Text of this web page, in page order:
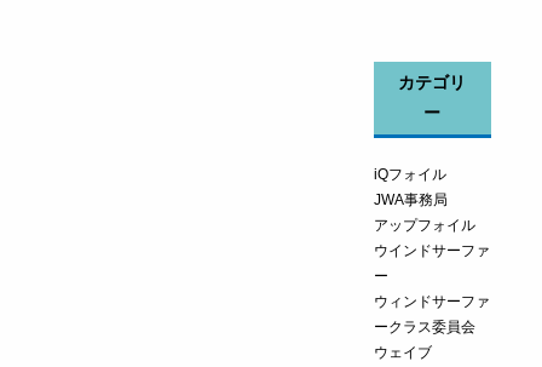
カテゴリ
ー
iQフォイル
JWA事務局
アップフォイル
ウインドサーファ
ー
ウィンドサーファ
ークラス委員会
ウェイブ